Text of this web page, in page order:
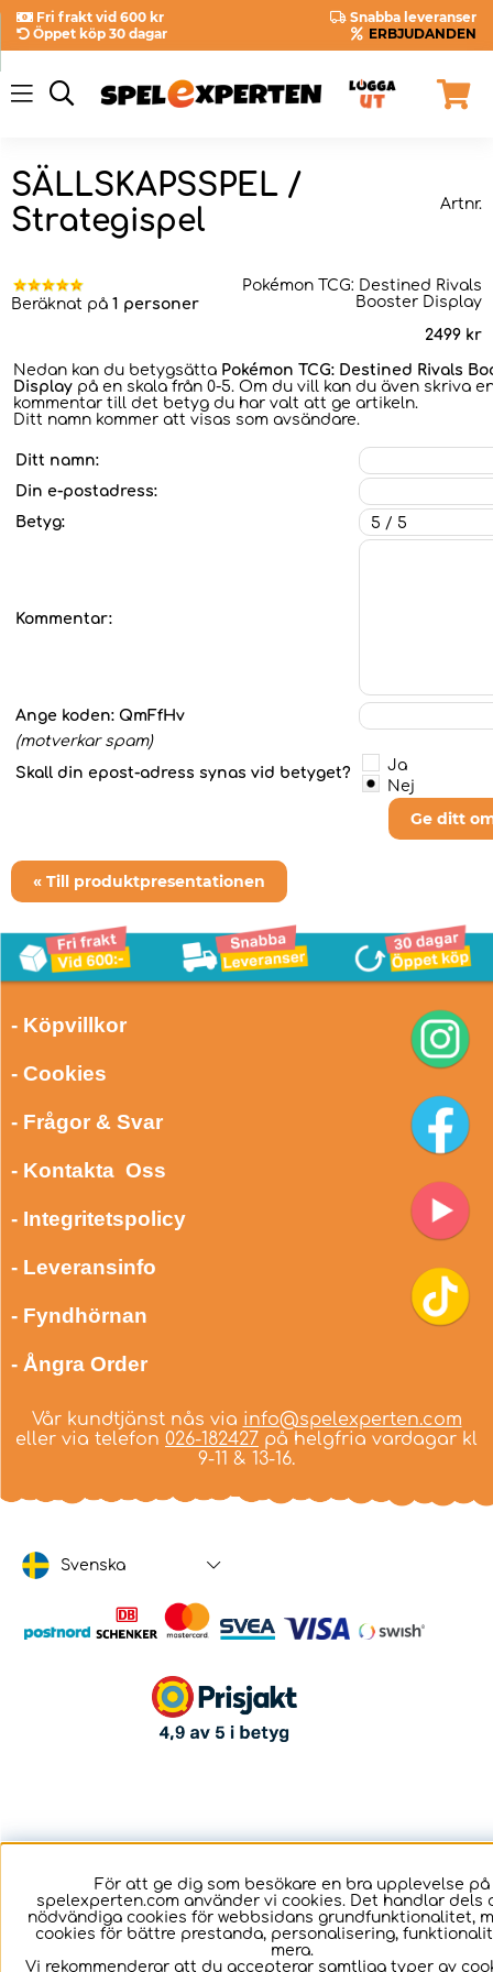
Fri frakt vid 600 kr
Snabba leveranser
Öppet köp 30 dagar
ERBJUDANDEN
SÄLLSKAPSSPEL /
Strategispel
Artnr.
Beräknat på 1 personer
Pokémon TCG: Destined Rivals
Booster Display
2499 kr
Nedan kan du betygsätta Pokémon TCG: Destined Rivals
Display på en skala från 0-5. Om du vill kan du även skriva
kommentar till det betyg du har valt att ge artikeln.
Ditt namn kommer att visas som avsändare.
Ditt namn:
Din e-postadress:
Betyg:
Kommentar:
Ange koden: QmFfHv
(motverkar spam)
Skall din epost-adress synas vid betyget?
Ja
Nej
Ge ditt
« Till produktpresentationen
- Köpvillkor
- Cookies
- Frågor & Svar
- Kontakta Oss
- Integritetspolicy
- Leveransinfo
- Fyndhörnan
- Ångra Order
Vår kundtjänst nås via info@spelexperten.com
eller via telefon 026-182427 på helgfria vardagar kl
9-11 & 13-16.
Svenska
För att ge dig som besökare en bra upplevelse på
spelexperten.com använder vi cookies. Det handlar dels
nödvändiga cookies för webbsidans grundfunktionalitet,
cookies för bättre prestanda, personalisering,
mera.
Vi rekommenderar att du accepterar samtliga typer av